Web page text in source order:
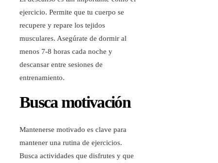
ejercicio. Permite que tu cuerpo se
recupere y repare los tejidos
musculares. Asegúrate de dormir al
menos 7-8 horas cada noche y
descansar entre sesiones de
entrenamiento.
Busca motivación
Mantenerse motivado es clave para
mantener una rutina de ejercicios.
Busca actividades que disfrutes y que